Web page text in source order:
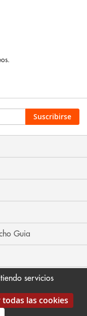
Suscribirse
Guia
servicios
todas las cookies